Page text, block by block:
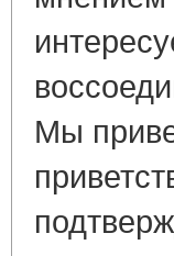
Мы